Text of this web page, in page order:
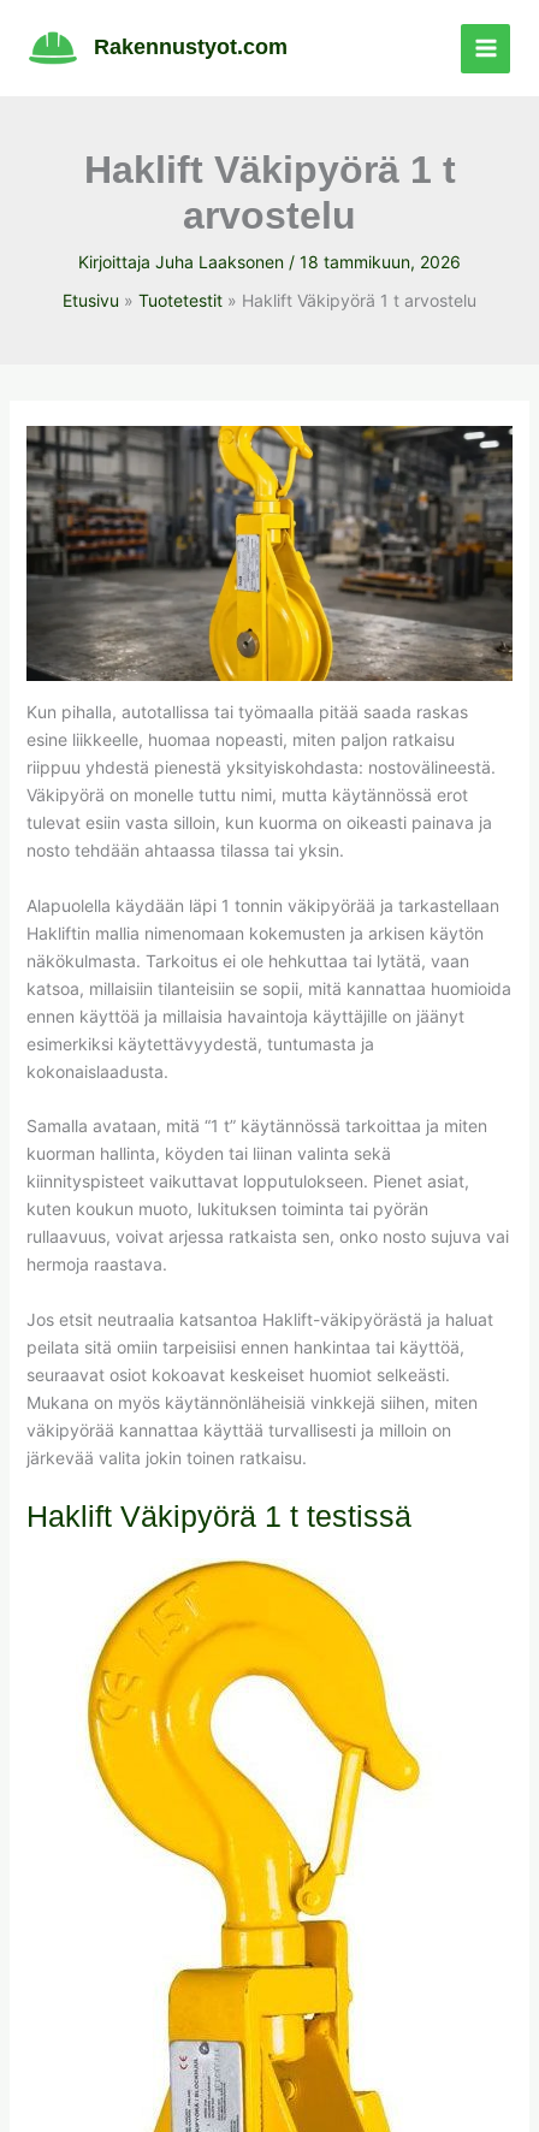
sisältöön
Rakennustyot.com
Haklift Väkipyörä 1 t
arvostelu
Kirjoittaja Juha Laaksonen / 18 tammikuun, 2026
Etusivu
Tuotetestit Haklift Väkipyörä 1 t arvostelu
Kun pihalla, autotallissa tai työmaalla pitää saada raskas
esine liikkeelle, huomaa nopeasti, miten paljon ratkaisu
riippuu yhdestä pienestä yksityiskohdasta: nostovälineestä.
Väkipyörä on monelle tuttu nimi, mutta käytännössä erot
tulevat esiin vasta silloin, kun kuorma on oikeasti painava ja
nosto tehdään ahtaassa tilassa tai yksin.
Alapuolella käydään läpi 1 tonnin väkipyörää ja tarkastellaan
Hakliftin mallia nimenomaan kokemusten ja arkisen käytön
näkökulmasta. Tarkoitus ei ole hehkuttaa tai lytätä, vaan
katsoa, millaisiin tilanteisiin se sopii, mitä kannattaa huomioida
ennen käyttöä ja millaisia havaintoja käyttäjille on jäänyt
esimerkiksi käytettävyydestä, tuntumasta ja
kokonaislaadusta.
Samalla avataan, mitä “1 t” käytännössä tarkoittaa ja miten
kuorman hallinta, köyden tai liinan valinta sekä
kiinnityspisteet vaikuttavat lopputulokseen. Pienet asiat,
kuten koukun muoto, lukituksen toiminta tai pyörän
rullaavuus, voivat arjessa ratkaista sen, onko nosto sujuva vai
hermoja raastava.
Jos etsit neutraalia katsantoa Haklift-väkipyörästä ja haluat
peilata sitä omiin tarpeisiisi ennen hankintaa tai käyttöä,
seuraavat osiot kokoavat keskeiset huomiot selkeästi.
Mukana on myös käytännönläheisiä vinkkejä siihen, miten
väkipyörää kannattaa käyttää turvallisesti ja milloin on
järkevää valita jokin toinen ratkaisu.
Haklift Väkipyörä 1 t testissä